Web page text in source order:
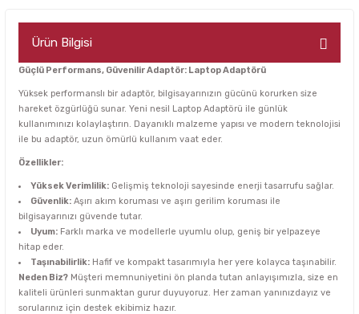
Ürün Bilgisi
Güçlü Performans, Güvenilir Adaptör: Laptop Adaptörü
Yüksek performanslı bir adaptör, bilgisayarınızın gücünü korurken size
hareket özgürlüğü sunar. Yeni nesil Laptop Adaptörü ile günlük
kullanımınızı kolaylaştırın. Dayanıklı malzeme yapısı ve modern teknolojisi
ile bu adaptör, uzun ömürlü kullanım vaat eder.
Özellikler:
Yüksek Verimlilik: Gelişmiş teknoloji sayesinde enerji tasarrufu sağlar.
Güvenlik: Aşırı akım koruması ve aşırı gerilim koruması ile
bilgisayarınızı güvende tutar.
Uyum: Farklı marka ve modellerle uyumlu olup, geniş bir yelpazeye
hitap eder.
Taşınabilirlik: Hafif ve kompakt tasarımıyla her yere kolayca taşınabilir.
Neden Biz? Müşteri memnuniyetini ön planda tutan anlayışımızla, size en
kaliteli ürünleri sunmaktan gurur duyuyoruz. Her zaman yanınızdayız ve
sorularınız için destek ekibimiz hazır.